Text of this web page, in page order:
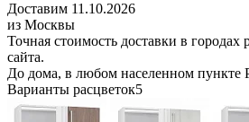
Доставим 11.10.2026
из Москвы
Точная стоимость доставки в городах
сайта.
До дома, в любом населенном пункте
Варианты расцветок5